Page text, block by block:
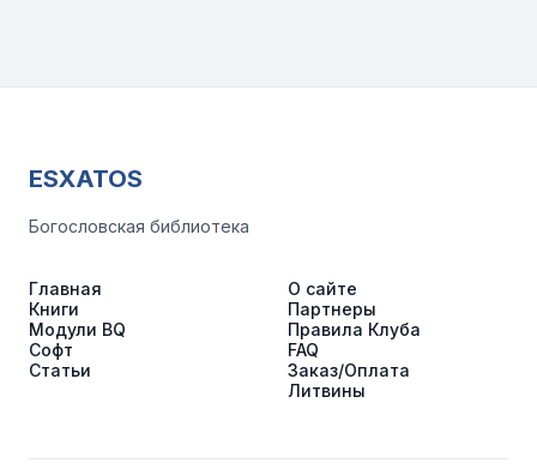
ESXATOS
Богословская библиотека
Главная
Книги
Модули BQ
Софт
Статьи
О сайте
Партнеры
Правила Клуба
FAQ
Заказ/Оплата
Литвины